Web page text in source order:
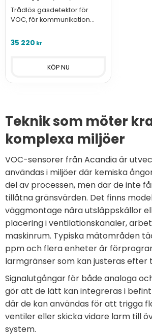
Trådlös gasdetektor för
VOC, för kommunikation
larmcentraler.
35 220 kr
Teknik som möter
komplexa miljöer
VOC-sensorer från Acandia är
användas i miljöer där kemiska
del av processen, men där de inte
tillåtna gränsvärden. Det finns
väggmontage nära utsläppskällor
placering i ventilationskanaler,
maskinrum. Typiska mätområden
ppm och flera enheter är
larmgränser som kan justeras efter
Signalutgångar för både analoga
gör att de lätt kan integreras i
där de kan användas för att trigga
ventiler eller skicka vidare larm till
system.